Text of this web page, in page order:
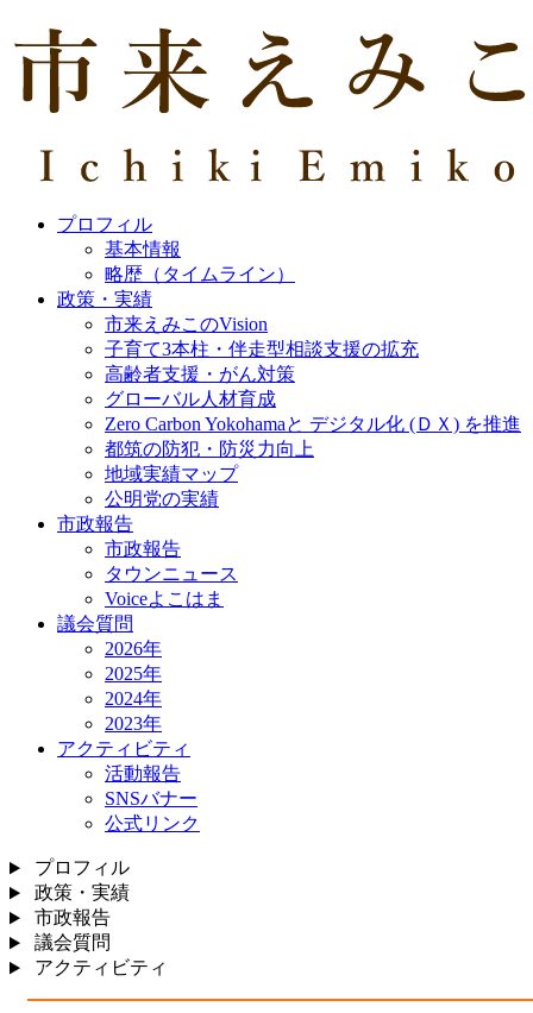
プロフィル
基本情報
略歴（タイムライン）
政策・実績
市来えみこのVision
子育て3本柱・伴走型相談支援の拡充
高齢者支援・がん対策
グローバル人材育成
Zero Carbon Yokohamaと デジタル化 (ＤＸ) を推進
都筑の防犯・防災力向上
地域実績マップ
公明党の実績
市政報告
市政報告
タウンニュース
Voiceよこはま
議会質問
2026年
2025年
2024年
2023年
アクティビティ
活動報告
SNSバナー
公式リンク
プロフィル
政策・実績
市政報告
議会質問
アクティビティ